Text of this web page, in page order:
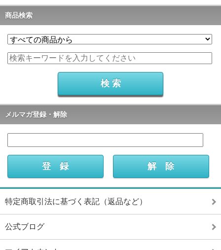
商品検索
メルマガ登録・解除
特定商取引法に基づく表記（返品など）
公式ブログ